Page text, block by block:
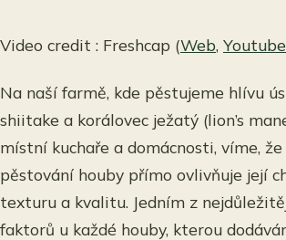
Video credit : Freshcap (Web, Youtube
Na naší farmě, kde pěstujeme hlívu
shiitake a korálovec ježatý (lion’s
místní kuchaře a domácnosti, víme,
pěstování houby přímo ovlivňuje její
texturu a kvalitu. Jedním z
faktorů u každé houby, kterou